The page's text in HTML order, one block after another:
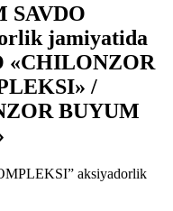
SAVDO
jamiyatida
«CHILONZOR
/
BUYUM
aksiyadorlik